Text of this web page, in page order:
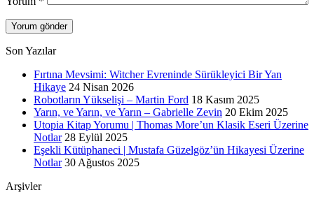
Son Yazılar
Fırtına Mevsimi: Witcher Evreninde Sürükleyici Bir Yan
Hikaye 24 Nisan 2026
Robotların Yükselişi – Martin Ford 18 Kasım 2025
Yarın, ve Yarın, ve Yarın – Gabrielle Zevin 20 Ekim 2025
Utopia Kitap Yorumu | Thomas More’un Klasik Eseri Üzerine
Notlar 28 Eylül 2025
Eşekli Kütüphaneci | Mustafa Güzelgöz’ün Hikayesi Üzerine
Notlar 30 Ağustos 2025
Arşivler